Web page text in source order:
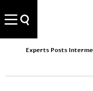
Experts Posts